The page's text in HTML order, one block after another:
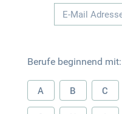
Berufe beginnend mit:
A B C